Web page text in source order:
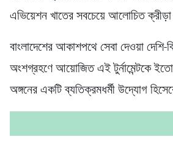
এভিয়েশন খাতের সবচেয়ে আলোচিত ক্রীড়া
বাংলাদেশের আকাশপথে সেবা দেওয়া দেশি-
অংশগ্রহণে আয়োজিত এই টুর্নামেন্টকে
অঙ্গনের একটি ব্যতিক্রমধর্মী উদ্যোগ